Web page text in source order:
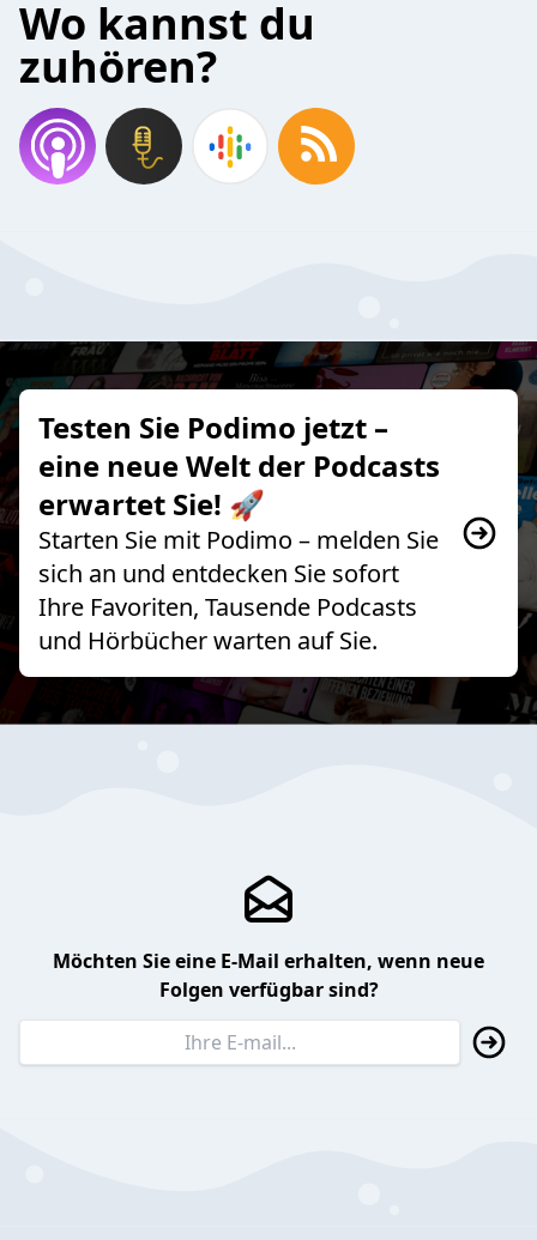
Wo kannst du
zuhören?
Testen Sie Podimo jetzt –
eine neue Welt der Podcasts
erwartet Sie! 🚀
Starten Sie mit Podimo – melden Sie
sich an und entdecken Sie sofort
Ihre Favoriten, Tausende Podcasts
und Hörbücher warten auf Sie.
Möchten Sie eine E-Mail erhalten, wenn neue
Folgen verfügbar sind?